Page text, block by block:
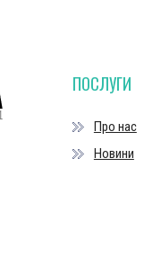
ПОСЛУГИ
Про нас
Новини